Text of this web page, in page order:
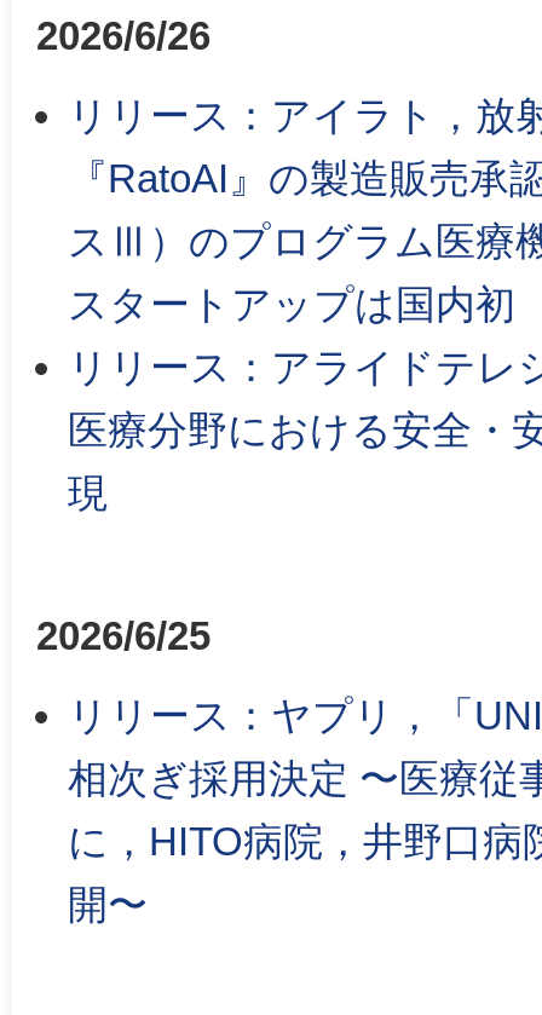
2026/6/26
リリース：アイラト，放
『RatoAI』の製造販売
スⅢ）のプログラム医療
スタートアップは国内初
リリース：アライドテレ
医療分野における安全・
現
2026/6/25
リリース：ヤプリ，「
相次ぎ採用決定 〜医療
に，HITO病院，井野口
開〜